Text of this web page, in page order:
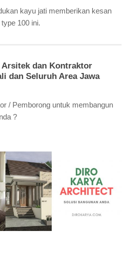
kayu jati memberikan kesan
100 ini.
Arsitek dan Kontraktor
dan Seluruh Area Jawa
/ Pemborong untuk membangun
?